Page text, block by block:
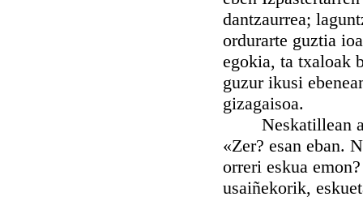
dantzaurrea;
ordurarte guztia
egokia, ta txaloak
guzur ikusi
gizagaisoa.
Neskatillean
«Zer? esan eban.
orreri eskua
usaiñekorik,